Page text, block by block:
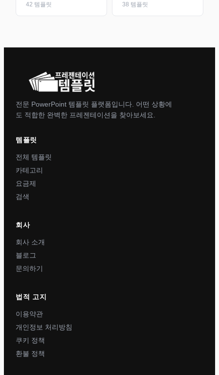
42 템플릿 38 템플릿
전문 PowerPoint 템플릿 플랫폼입니다. 어떤 상황에
도 적합한 완벽한 프레젠테이션을 찾아보세요.
템플릿
전체 템플릿
카테고리
요금제
검색
회사
회사 소개
블로그
문의하기
법적 고지
이용약관
개인정보 처리방침
쿠키 정책
환불 정책